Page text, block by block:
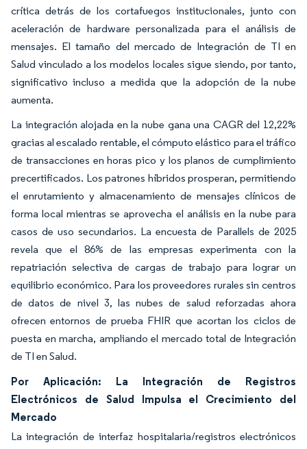
crítica detrás de los cortafuegos institucionales, junto con
aceleración de hardware personalizada para el análisis de
mensajes. El tamaño del mercado de Integración de TI en
Salud vinculado a los modelos locales sigue siendo, por tanto,
significativo incluso a medida que la adopción de la nube
aumenta.
La integración alojada en la nube gana una CAGR del 12,22%
gracias al escalado rentable, el cómputo elástico para el tráfico
de transacciones en horas pico y los planos de cumplimiento
precertificados. Los patrones híbridos prosperan, permitiendo
el enrutamiento y almacenamiento de mensajes clínicos de
forma local mientras se aprovecha el análisis en la nube para
casos de uso secundarios. La encuesta de Parallels de 2025
revela que el 86% de las empresas experimenta con la
repatriación selectiva de cargas de trabajo para lograr un
equilibrio económico. Para los proveedores rurales sin centros
de datos de nivel 3, las nubes de salud reforzadas ahora
ofrecen entornos de prueba FHIR que acortan los ciclos de
puesta en marcha, ampliando el mercado total de Integración
de TI en Salud.
Por Aplicación: La Integración de Registros
Electrónicos de Salud Impulsa el Crecimiento del
Mercado
La integración de interfaz hospitalaria/registros electrónicos